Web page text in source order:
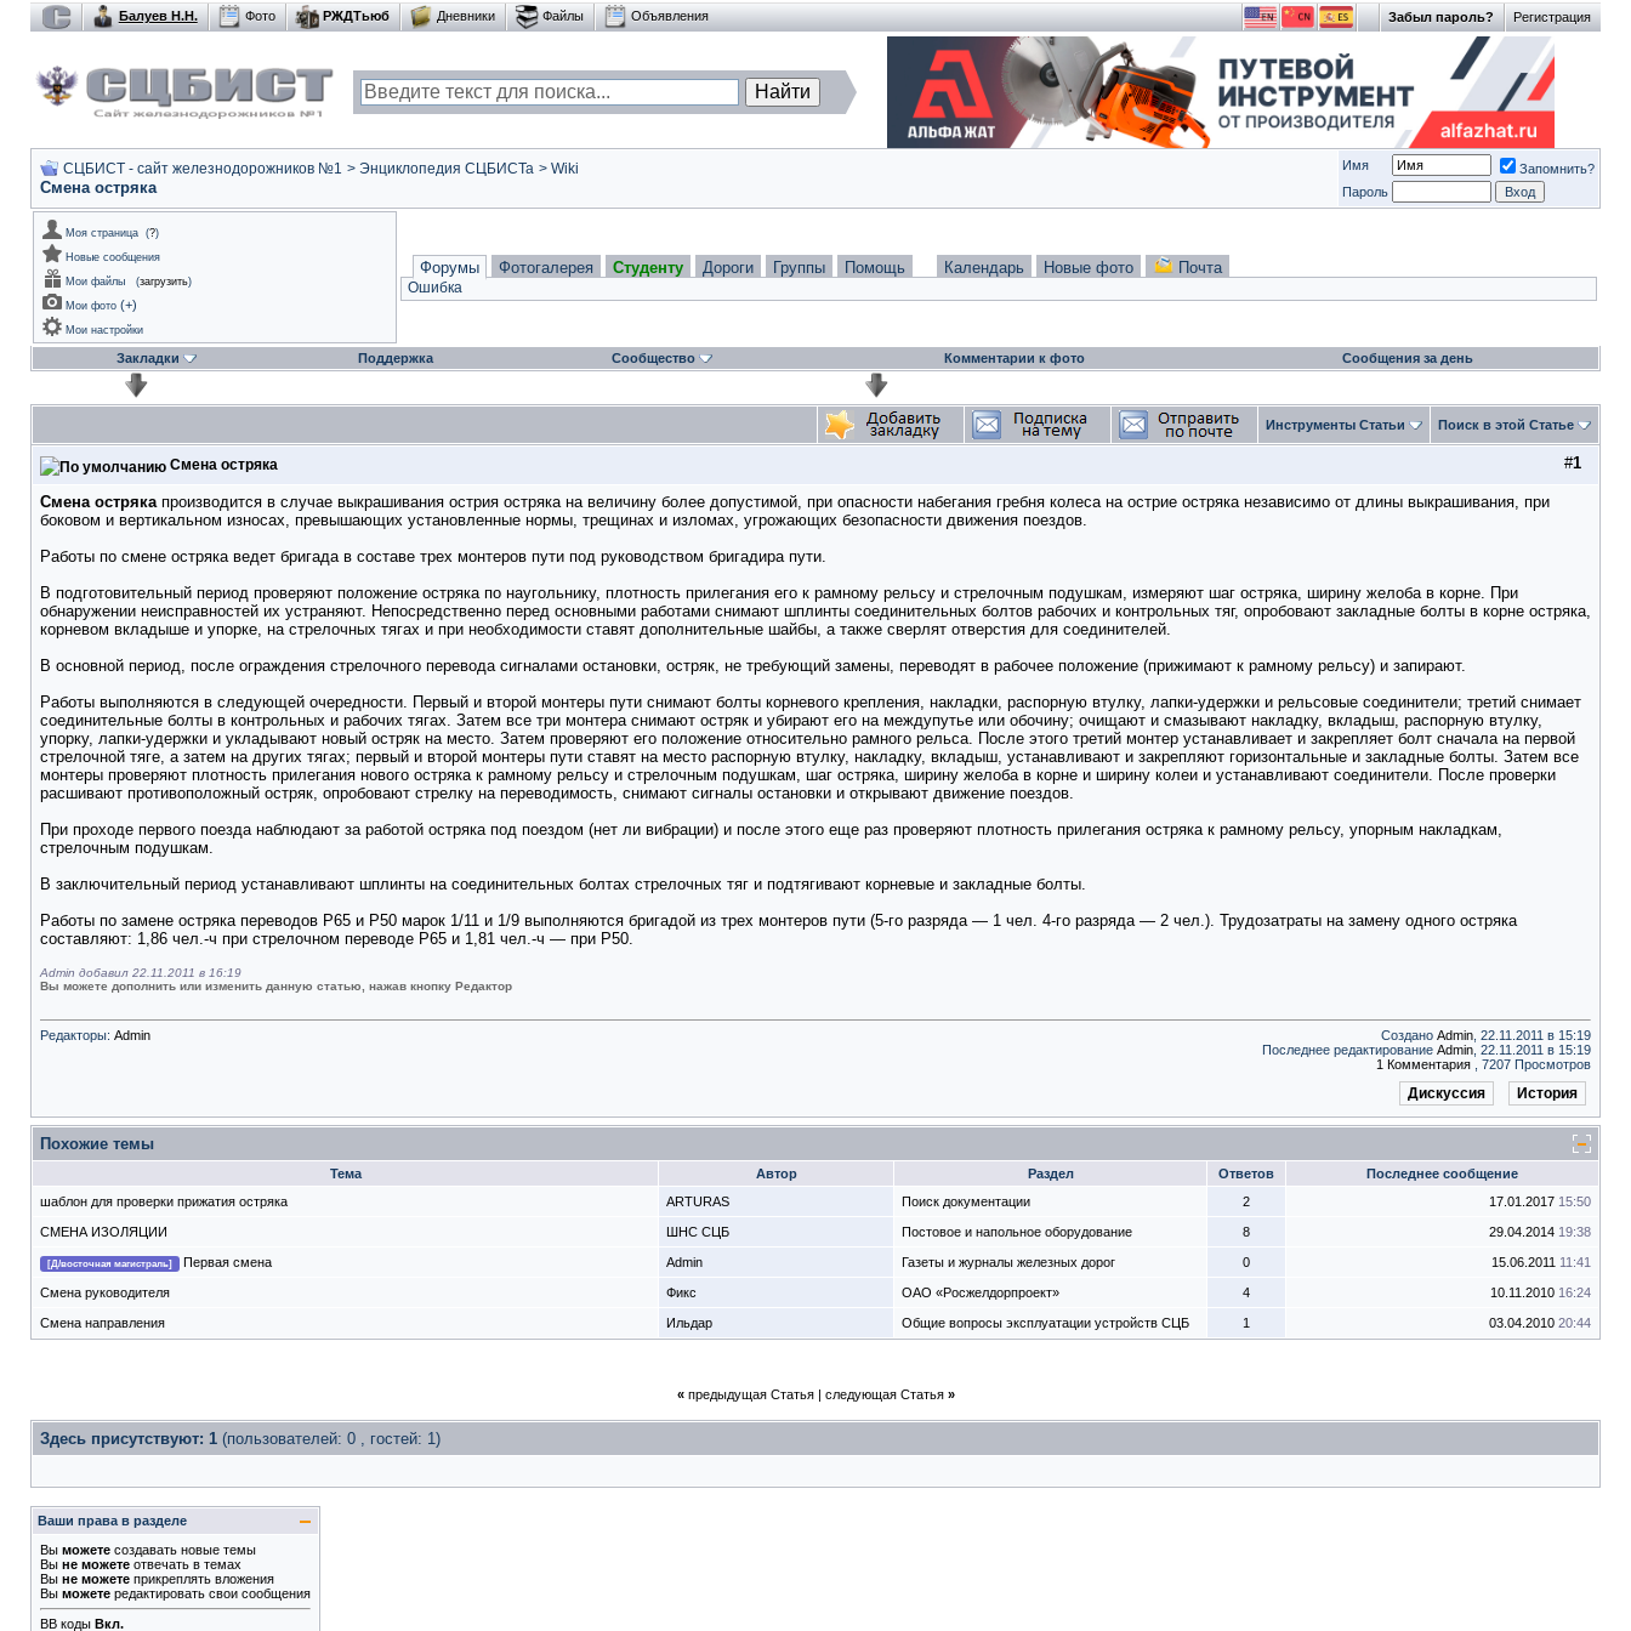
Регистрация
Забыл пароль?
Балуев Н.Н. Фото РЖДТьюб Дневники Файлы Объявления
СЦБИСТ - сайт железнодорожников №1 > Энциклопедия СЦБИСТа > Wiki
Смена остряка
Имя
Запомнить?
Пароль
Моя страница (?)
Новые сообщения
Мои файлы
(загрузить)
Мои фото (+)
Мои настройки
Форумы Фотогалерея Студенту Дороги Группы Помощь Календарь Новые фото Почта
Ошибка
Закладки Поддержка Сообщество Комментарии к фото Сообщения за день
Инструменты Статьи Поиск в этой Статье
#1
Смена остряка
Смена острякапроизводится в случае выкрашивания острия остряка на величину более допустимой, при опасности набегания гребня колеса на острие остряка независимо от длины выкрашивания, при
боковом и вертикальном износах, превышающих установленные нормы, трещинах и изломах, угрожающих безопасности движения поездов.
Работы по смене остряка ведет бригада в составе трех монтеров пути под руководством бригадира пути.
В подготовительный период проверяют положение остряка по наугольнику, плотность прилегания его к рамному рельсу и стрелочным подушкам, измеряют шаг остряка, ширину желоба в корне. При
обнаружении неисправностей их устраняют. Непосредственно перед основными работами снимают шплинты соединительных болтов рабочих и контрольных тяг, опробовают закладные болты в корне остряка,
корневом вкладыше и упорке, на стрелочных тягах и при необходимости ставят дополнительные шайбы, а также сверлят отверстия для соединителей.
В основной период, после ограждения стрелочного перевода сигналами остановки, остряк, не требующий замены, переводят в рабочее положение (прижимают к рамному рельсу) и запирают.
Работы выполняются в следующей очередности. Первый и второй монтеры пути снимают болты корневого крепления, накладки, распорную втулку, лапки-удержки и рельсовые соединители; третий снимает
соединительные болты в контрольных и рабочих тягах. Затем все три монтера снимают остряк и убирают его на междупутье или обочину; очищают и смазывают накладку, вкладыш, распорную втулку,
упорку, лапки-удержки и укладывают новый остряк на место. Затем проверяют его положение относительно рамного рельса. После этого третий монтер устанавливает и закрепляет болт сначала на первой
стрелочной тяге, а затем на других тягах; первый и второй монтеры пути ставят на место распорную втулку, накладку, вкладыш, устанавливают и закрепляют горизонтальные и закладные болты. Затем все
монтеры проверяют плотность прилегания нового остряка к рамному рельсу и стрелочным подушкам, шаг остряка, ширину желоба в корне и ширину колеи и устанавливают соединители. После проверки
расшивают противоположный остряк, опробовают стрелку на переводимость, снимают сигналы остановки и открывают движение поездов.
При проходе первого поезда наблюдают за работой остряка под поездом (нет ли вибрации) и после этого еще раз проверяют плотность прилегания остряка к рамному рельсу, упорным накладкам,
стрелочным подушкам.
В заключительный период устанавливают шплинты на соединительных болтах стрелочных тяг и подтягивают корневые и закладные болты.
Работы по замене остряка переводов Р65 и Р50 марок 1/11 и 1/9 выполняются бригадой из трех монтеров пути (5-го разряда — 1 чел. 4-го разряда — 2 чел.). Трудозатраты на замену одного остряка
составляют: 1,86 чел.-ч при стрелочном переводе Р65 и 1,81 чел.-ч — при Р50.
Admin добавил 22.11.2011 в 16:19
Вы можете дополнить или изменить данную статью, нажав кнопку Редактор
Редакторы: Admin Создано Admin , 22.11.2011 в 15:19
Последнее редактирование Admin , 22.11.2011 в 15:19
1 Комментария , 7207 Просмотров
Дискуссия История
Похожие темы
Тема Автор Раздел Ответов
Последнее сообщение
шаблон для проверки прижатия остряка
ARTURAS Поиск документации 2 17.01.2017 15:50
СМЕНА ИЗОЛЯЦИИ ШНС СЦБ Постовое и напольное оборудование 8 29.04.2014 19:38
[Д/восточная магистраль] Первая смена Admin Газеты и журналы железных дорог 0 15.06.2011 11:41
Смена руководителя Фикс ОАО «Росжелдорпроект» 4 10.11.2010 16:24
Смена направления Ильдар Общие вопросы эксплуатации устройств СЦБ 1 03.04.2010 20:44
« предыдущая Статья| следующая Статья »
Здесь присутствуют: 1 (пользователей: 0 , гостей: 1)
Ваши права в разделе
Вы можете создавать новые темы
Вы не можете отвечать в темах
Вы не можете прикреплять вложения
Вы можете редактировать свои сообщения
BB коды Вкл.